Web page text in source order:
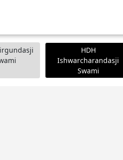
HDH
Ishwarcharandasji
Swami